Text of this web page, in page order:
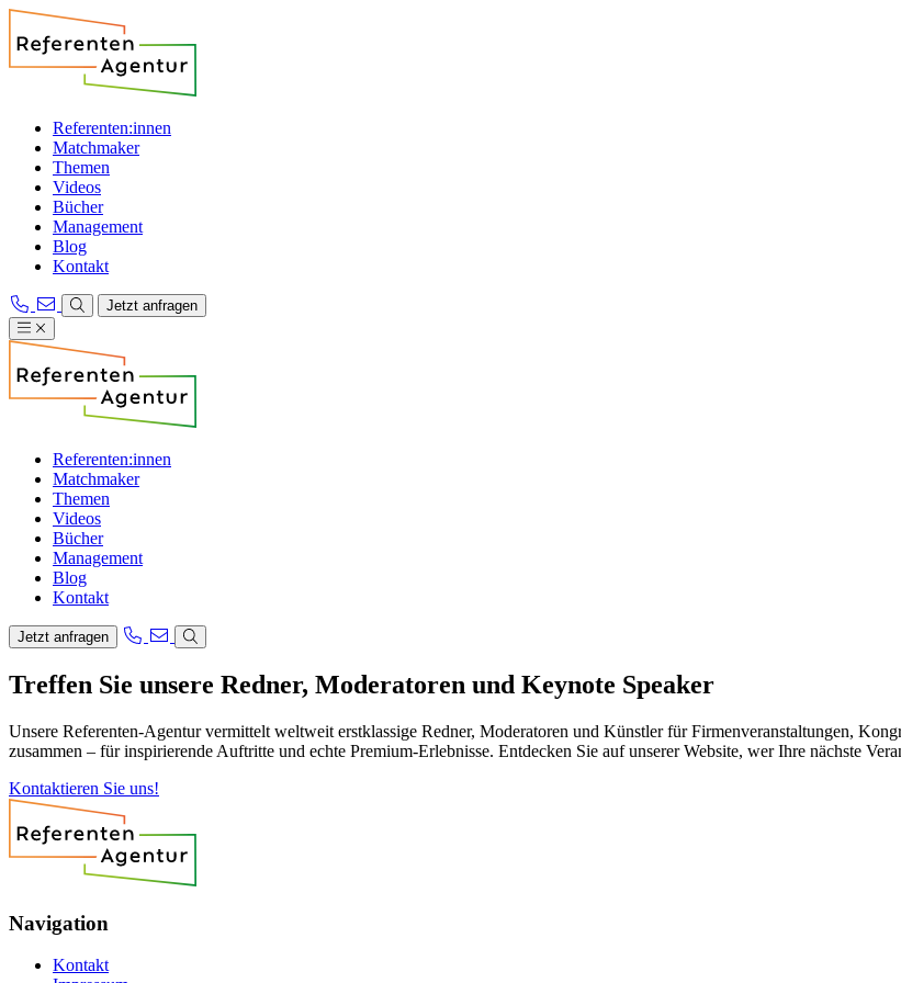
Referenten:innen
Matchmaker
Themen
Videos
Bücher
Management
Blog
Kontakt
Jetzt anfragen
Referenten:innen
Matchmaker
Themen
Videos
Bücher
Management
Blog
Kontakt
Jetzt anfragen
Treffen Sie unsere Redner, Moderatoren und Keynote Speaker
Unsere Referenten-Agentur vermittelt weltweit erstklassige Redner, Moderatoren und Künstler für Firmenveranstaltungen,
zusammen – für inspirierende Auftritte und echte Premium-Erlebnisse. Entdecken Sie auf unserer Website, wer Ihre nächste
Kontaktieren Sie uns!
Navigation
Kontakt